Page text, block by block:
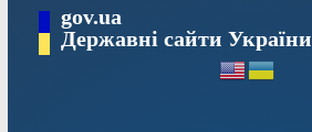
вмісту
gov.ua
Державні сайти України